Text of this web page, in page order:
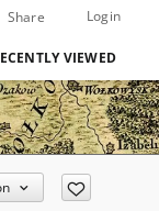
Share Login
VIEWED